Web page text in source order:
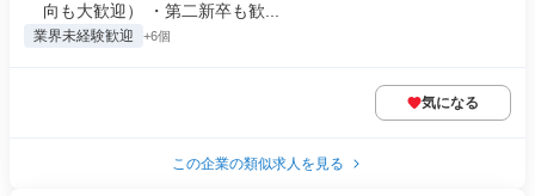
向も大歓迎） ・第二新卒も歓...
業界未経験歓迎 +6個
気になる
この企業の類似求人を見る